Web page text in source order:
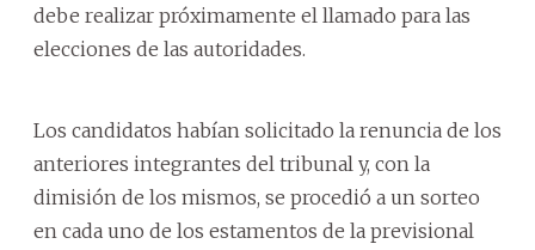
debe realizar próximamente el llamado para las
elecciones de las autoridades.
Los candidatos habían solicitado la renuncia de los
anteriores integrantes del tribunal y, con la
dimisión de los mismos, se procedió a un sorteo
en cada uno de los estamentos de la previsional